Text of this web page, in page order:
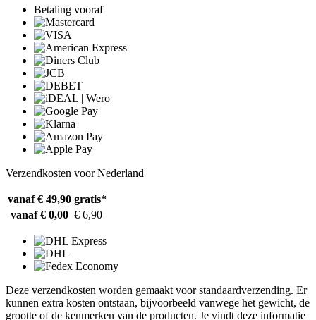
Betaling vooraf
Verzendkosten voor Nederland
vanaf € 49,90 gratis*
vanaf € 0,00 € 6,90
Deze verzendkosten worden gemaakt voor standaardverzending. Er
kunnen extra kosten ontstaan, bijvoorbeeld vanwege het gewicht, de
grootte of de kenmerken van de producten. Je vindt deze informatie